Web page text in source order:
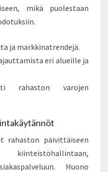
mikä puolestaan
ja markkinatrendejä.
eri alueille ja
rahaston varojen
rahaston päivittäiseen
Huono